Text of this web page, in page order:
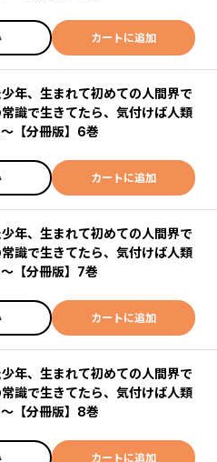
カートに追加
年、生まれて初めての人間界で
識で生きてたら、気付けば人類
【分冊版】6巻
カートに追加
年、生まれて初めての人間界で
識で生きてたら、気付けば人類
【分冊版】7巻
カートに追加
年、生まれて初めての人間界で
識で生きてたら、気付けば人類
【分冊版】8巻
カートに追加